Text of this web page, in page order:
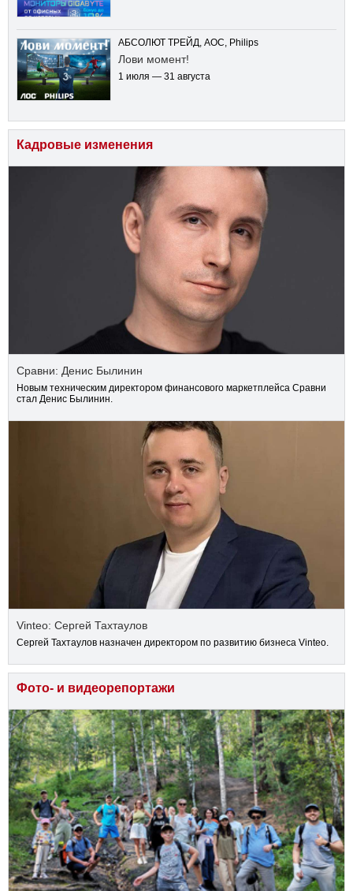
АБСОЛЮТ ТРЕЙД, AOC, Philips
Лови момент!
1 июля — 31 августа
Кадровые изменения
Сравни: Денис Былинин
Новым техническим директором финансового маркетплейса Сравни
стал Денис Былинин.
Vinteo: Сергей Тахтаулов
Сергей Тахтаулов назначен директором по развитию бизнеса Vinteo.
Фото- и видеорепортажи